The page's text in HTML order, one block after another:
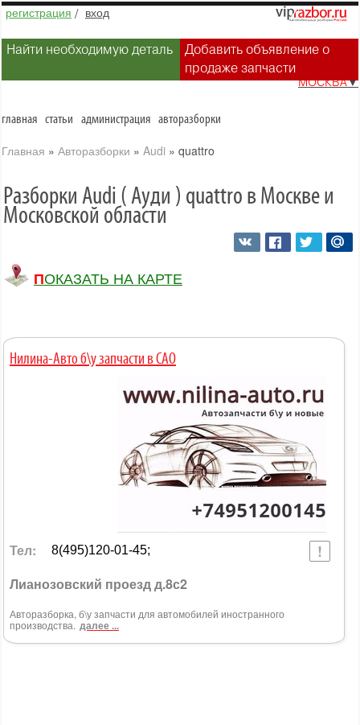
регистрация / вход
Найти необходимую деталь
Добавить объявление о
продаже запчасти
МОСКВА▼
главная статьи администрация авторазборки
Главная » Авторазборки » Audi » quattro
Разборки Audi ( Ауди ) quattro в Москве и
Московской области
ПОКАЗАТЬ НА КАРТЕ
Нилина-Авто б\у запчасти в САО
Тел: 8(495)120-01-45;
Лианозовский проезд д.8с2
Авторазборка, б\у запчасти для автомобилей иностранного
производства. далее ...